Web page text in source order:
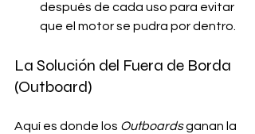
después de cada uso para evitar
que el motor se pudra por dentro.
La Solución del Fuera de Borda
(Outboard)
Aquí es donde los Outboards ganan la